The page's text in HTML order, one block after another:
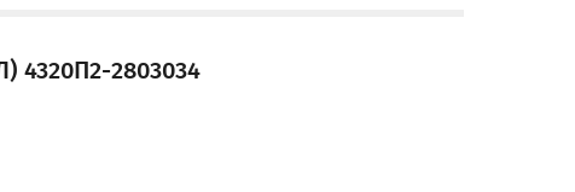
4320П2-2803034